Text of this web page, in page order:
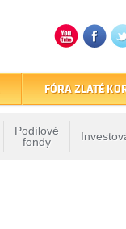
Podílové
fondy
FÓRA ZLATÉ